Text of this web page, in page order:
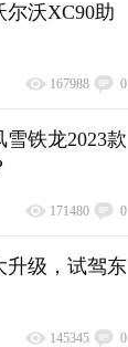
沃XC90助
167988 0
铁龙2023款
171480 0
升级，试驾东
145345 0